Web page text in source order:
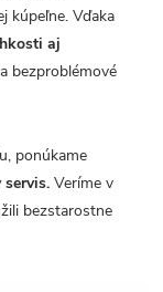
kúpeľne. Vďaka
aj
bezproblémové
ponúkame
Veríme v
bezstarostne